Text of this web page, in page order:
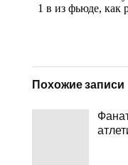
Похожие записи